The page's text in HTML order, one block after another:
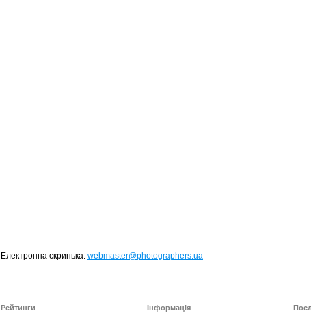
Електронна скринька: webmaster@photographers.ua
Рейтинги
Інформація